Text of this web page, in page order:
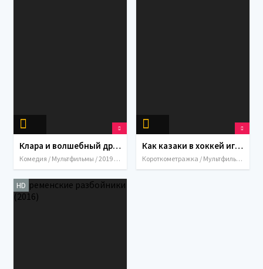
Клара и волшебный дракон (2019)
Комедия / Мультфильмы / 2019 / Приключения / Семейный / Украина
Как казаки в хоккей играли (1995)
Короткометражка / Мультфильмы / Украина / 1995
HD